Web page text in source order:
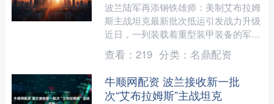
波兰陆军再添钢铁雄师：美制艾布拉姆
斯主战坦克最新批次抵运引发战力升级
近日，一列装载着重型装甲装备的军用
运输专列缓缓驶入波兰某军事基地，车
身上覆盖的迷彩帆布下隐....
查看： 219 分类： 名鼎配资
牛顺网配资 波兰接收新一批
次“艾布拉姆斯”主战坦克